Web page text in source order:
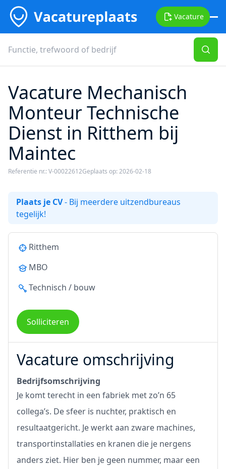
Vacature
Vacature Mechanisch
Monteur Technische
Dienst in Ritthem bij
Maintec
Referentie nr.: V-00022612Geplaats op: 2026-02-18
Plaats je CV- Bij meerdere uitzendbureaus
tegelijk!
Ritthem
MBO
Technisch / bouw
Solliciteren
Vacature omschrijving
Bedrijfsomschrijving
Je komt terecht in een fabriek met zo’n 65
collega’s. De sfeer is nuchter, praktisch en
resultaatgericht. Je werkt aan zware machines,
transportinstallaties en kranen die je nergens
anders ziet. Hier ben je geen nummer, maar een